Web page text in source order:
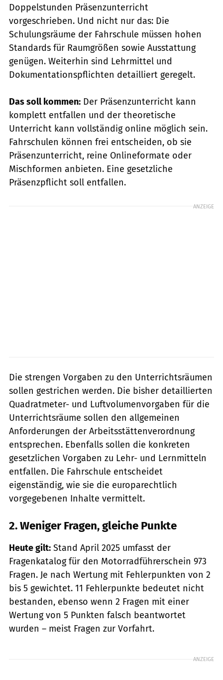
Doppelstunden Präsenzunterricht
vorgeschrieben. Und nicht nur das: Die
Schulungsräume der Fahrschule müssen hohen
Standards für Raumgrößen sowie Ausstattung
genügen. Weiterhin sind Lehrmittel und
Dokumentationspflichten detailliert geregelt.
Das soll kommen: Der Präsenzunterricht kann
komplett entfallen und der theoretische
Unterricht kann vollständig online möglich sein.
Fahrschulen können frei entscheiden, ob sie
Präsenzunterricht, reine Onlineformate oder
Mischformen anbieten. Eine gesetzliche
Präsenzpflicht soll entfallen.
ANZEIGE
Die strengen Vorgaben zu den Unterrichtsräumen
sollen gestrichen werden. Die bisher detaillierten
Quadratmeter- und Luftvolumenvorgaben für die
Unterrichtsräume sollen den allgemeinen
Anforderungen der Arbeitsstättenverordnung
entsprechen. Ebenfalls sollen die konkreten
gesetzlichen Vorgaben zu Lehr- und Lernmitteln
entfallen. Die Fahrschule entscheidet
eigenständig, wie sie die europarechtlich
vorgegebenen Inhalte vermittelt.
2. Weniger Fragen, gleiche Punkte
Heute gilt: Stand April 2025 umfasst der
Fragenkatalog für den Motorradführerschein 973
Fragen. Je nach Wertung mit Fehlerpunkten von 2
bis 5 gewichtet. 11 Fehlerpunkte bedeutet nicht
bestanden, ebenso wenn 2 Fragen mit einer
Wertung von 5 Punkten falsch beantwortet
wurden – meist Fragen zur Vorfahrt.
ANZEIGE